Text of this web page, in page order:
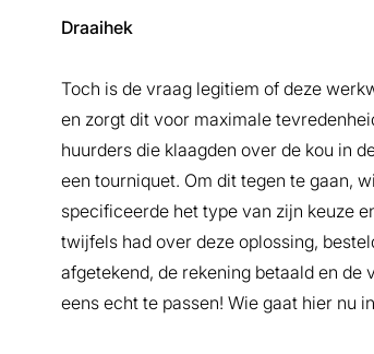
Draaihek
Toch is de vraag legitiem of deze
en zorgt dit voor maximale
huurders die klaagden over de kou in
een tourniquet. Om dit tegen te gaan,
specificeerde het type van zijn keuze
twijfels had over deze oplossing,
afgetekend, de rekening betaald en
eens echt te passen! Wie gaat hier nu